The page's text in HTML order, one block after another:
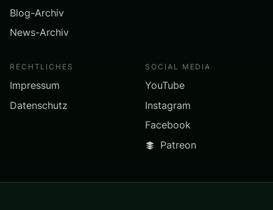
Blog-Archiv
News-Archiv
RECHTLICHES
Impressum
Datenschutz
SOCIAL MEDIA
YouTube
Instagram
Facebook
Patreon